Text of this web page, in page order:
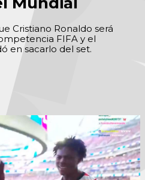
Cristiano Ronaldo será
FIFA y el
en sacarlo del set.